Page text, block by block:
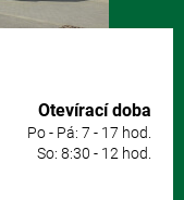
Otevírací doba
Po - Pá: 7 - 17 hod.
So: 8:30 - 12 hod.